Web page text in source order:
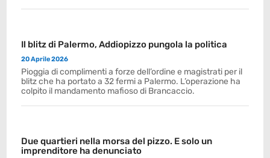
Il blitz di Palermo, Addiopizzo pungola la politica
20 Aprile 2026
Pioggia di complimenti a forze dell’ordine e magistrati per il
blitz che ha portato a 32 fermi a Palermo. L’operazione ha
colpito il mandamento mafioso di Brancaccio.
Due quartieri nella morsa del pizzo. E solo un
imprenditore ha denunciato